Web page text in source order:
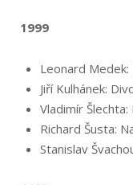
1999
Leonard
Jiří Kulhánek:
Vladimír
Richard Šusta:
Stanislav